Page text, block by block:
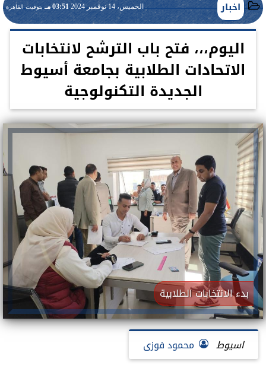
اخبار الخميس، 14 نوفمبر 2024 03:51 مـ بتوقيت القاهرة
اليوم،،، فتح باب الترشح لانتخابات
الاتحادات الطلابية بجامعة أسيوط
الجديدة التكنولوجية
بدء الانتخابات الطلابية
اسيوط محمود فوزى